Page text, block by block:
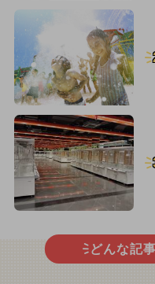
どんな記